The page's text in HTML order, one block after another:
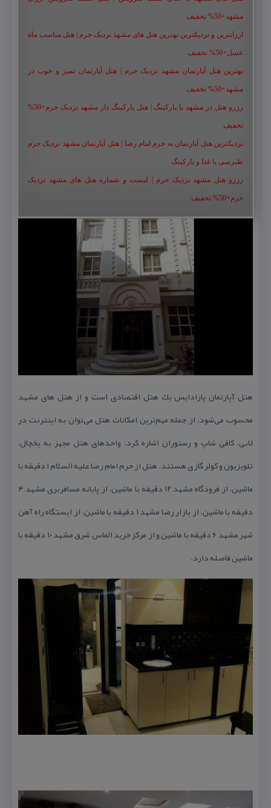
مشهد+50% تخفیف
ارزانترین و نزدیکترین بهترین هتل های مشهد نزدیک حرم | هتل مناسب ماه
عسل+50% تخفیف
بهترین هتل آپارتمان مشهد نزدیک حرم | هتل آپارتمان تمیز و خوب در
مشهد+50% تخفیف
رزرو هتل در مشهد با پارکینگ | هتل پارکینگ دار مشهد نزدیک حرم+50%
تخفیف
نزدیکترین هتل آپارتمان به حرم امام رضا | هتل آپارتمان مشهد نزدیک حرم
طبرسی با غذا و پارکینگ
رزرو هتل مشهد نزدیک حرم | لیست و شماره هتل های مشهد نزدیک
حرم+50% تخفیف
هتل آپارتمان پارادایس یك هتل اقتصادی است و از هتل های مشهد
محسوب می‌شود. از جمله مهم‌ترین امكانات هتل می‌توان به اینترنت در
لابی، كافی شاپ و رستوران اشاره كرد. واحدهای هتل مجهز به یخچال،
تلویزیون و كولر گازی هستند. هتل از حرم امام رضا علیه السلام ۱ دقیقه با
ماشین، از فرودگاه مشهد ۱۲ دقیقه با ماشین، از پایانه مسافربری مشهد ۴
دقیقه با ماشین، از بازار رضا مشهد ۱ دقیقه با ماشین، از ایستگاه راه آهن
شهر مشهد ۶ دقیقه با ماشین و از مركز خرید الماس شرق مشهد ۱۰ دقیقه با
ماشین فاصله دارد.